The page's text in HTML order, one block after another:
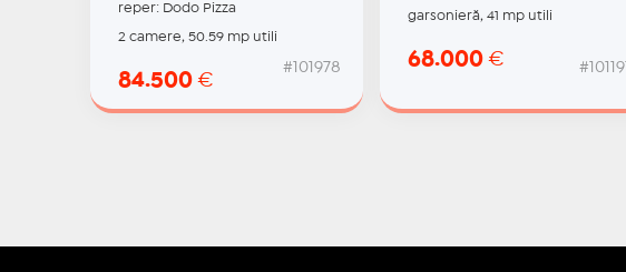
reper: Dodo Pizza
2 camere, 50.59 mp utili
84.500 €
#101978
garsonieră, 41 mp utili
68.000€ #101191